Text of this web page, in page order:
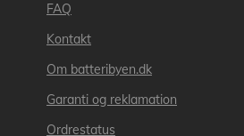
FAQ
Kontakt
Om batteribyen.dk
Garanti og reklamation
Ordrestatus